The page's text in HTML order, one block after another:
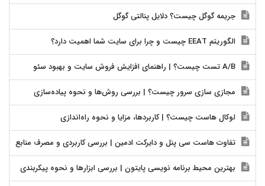
جریمه گوگل چیست؟ دلایل پنالتی گوگل
الگوریتم EEAT چیست و چرا برای سایت شما اهمیت دارد؟
مجازی سازی سرور چیست؟ | بررسی روش‌ها و نحوه پیاده‌سازی
لوکال هاست چیست؟ | کاربردها، مزایا و نحوه راه‌اندازی
تفاوت هاست سی پنل و دایرکت ادمین | بررسی کاربردی و مصرف منابع
بهترین محیط برنامه نویسی پایتون | بررسی ابزارها و نحوه پیکربندی